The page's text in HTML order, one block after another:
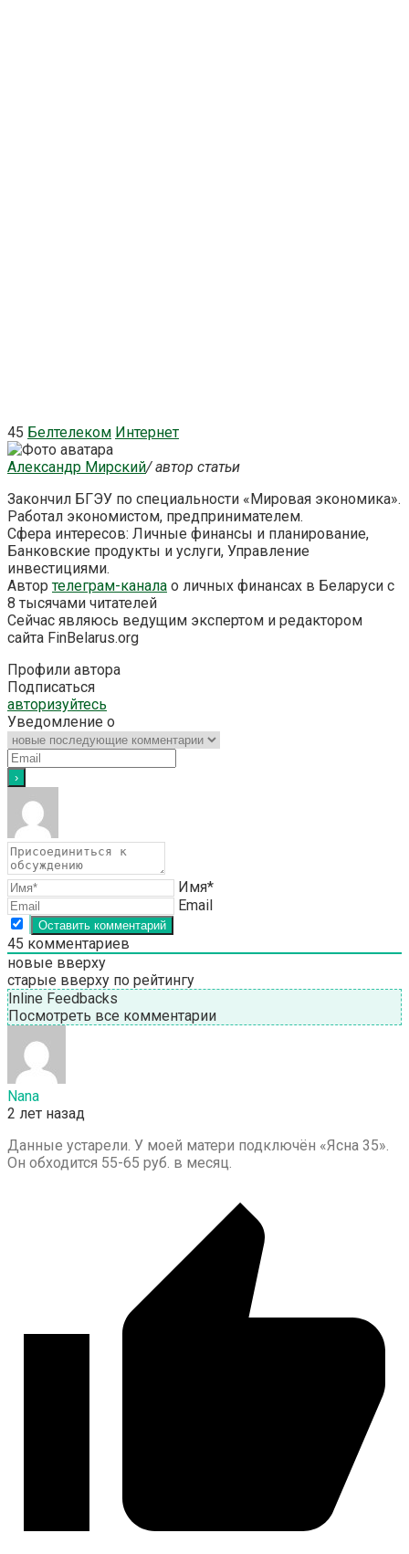
45 Белтелеком Интернет
Александр Мирский/ автор статьи
Закончил БГЭУ по специальности «Мировая экономика».
Работал экономистом, предпринимателем.
Сфера интересов: Личные финансы и планирование,
Банковские продукты и услуги, Управление
инвестициями.
Автортелеграм-канала о личных финансах в Беларуси с
8 тысячами читателей
Сейчас являюсь ведущим экспертом и редактором
сайта FinBelarus.org
Профили автора
Подписаться
авторизуйтесь
Уведомление о
Имя*
Email
45 комментариев
новые вверху
старые вверху по рейтингу
Inline Feedbacks
Посмотреть все комментарии
Nana
2 лет назад
Данные устарели. У моей матери подключён «Ясна 35».
Он обходится 55-65 руб. в месяц.